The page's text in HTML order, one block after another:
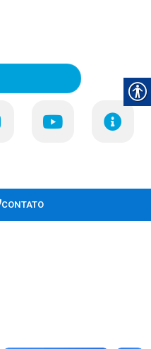
CONTATO